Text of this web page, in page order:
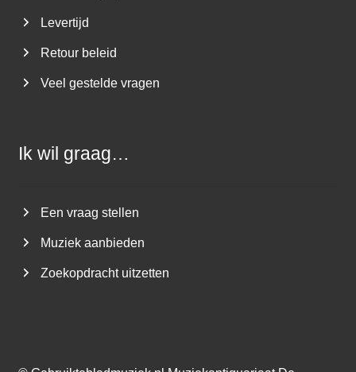
Levertijd
Retour beleid
Veel gestelde vragen
Ik wil graag…
Een vraag stellen
Muziek aanbieden
Zoekopdracht uitzetten